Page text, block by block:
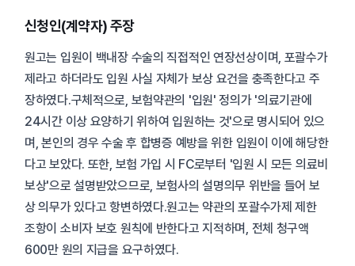
신청인(계약자) 주장
원고는 입원이 백내장 수술의 직접적인 연장선상이며, 포괄수가
제라고 하더라도 입원 사실 자체가 보상 요건을 충족한다고 주
장하였다.구체적으로, 보험약관의 '입원' 정의가 '의료기관에
24시간 이상 요양하기 위하여 입원하는 것'으로 명시되어 있으
며, 본인의 경우 수술 후 합병증 예방을 위한 입원이 이에 해당한
다고 보았다. 또한, 보험 가입 시 FC로부터 '입원 시 모든 의료비
보상'으로 설명받았으므로, 보험사의 설명의무 위반을 들어 보
상 의무가 있다고 항변하였다.원고는 약관의 포괄수가제 제한
조항이 소비자 보호 원칙에 반한다고 지적하며, 전체 청구액
600만 원의 지급을 요구하였다.